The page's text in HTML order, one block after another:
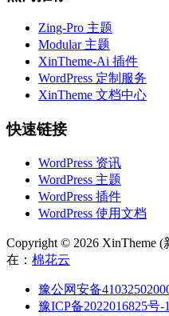
Zing-Pro 主题
Modular 主题
XinTheme-Ai 插件
WordPress 定制服务
XinTheme 文档中心
快速链接
WordPress 资讯
WordPress 主题
WordPress 插件
WordPress 使用文档
Copyright © 2026 XinTheme (
在： 棉花云
豫公网安备
豫ICP备2022016825号-1